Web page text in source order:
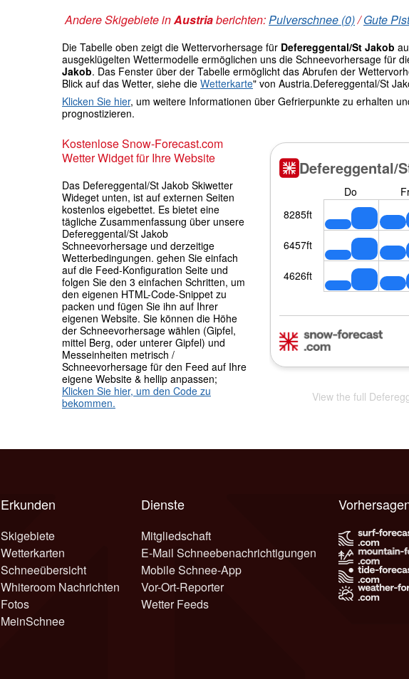
Andere Skigebiete inAustriaberichten:Pulverschnee (0)/Gute
Die Tabelle oben zeigt die Wettervorhersage für Defereggental/St Jakob
ausgeklügelten Wettermodelle ermöglichen uns die Schneevorhersage für
Jakob. Das Fenster über der Tabelle ermöglicht das Abrufen der
Blick auf das Wetter, siehe die Wetterkarte" von Austria.Defereggental/St
Klicken Sie hier, um weitere Informationen über Gefrierpunkte zu erhalten
prognostizieren.
Kostenlose Snow-Forecast.com
Wetter Widget für Ihre Website
Das Defereggental/St Jakob Skiwetter
Wideget unten, ist auf externen Seiten
kostenlos eigebettet. Es bietet eine
tägliche Zusammenfassung über unsere
Defereggental/St Jakob
Schneevorhersage und derzeitige
Wetterbedingungen. gehen Sie einfach
auf die Feed-Konfiguration Seite und
folgen Sie den 3 einfachen Schritten, um
den eigenen HTML-Code-Snippet zu
packen und fügen Sie ihn auf Ihrer
eigenen Website. Sie können die Höhe
der Schneevorhersage wählen (Gipfel,
mittel Berg, oder unterer Gipfel) und
Messeinheiten metrisch /
Schneevorhersage für den Feed auf Ihre
eigene Website & hellip anpassen;
Klicken Sie hier, um den Code zu
bekommen.
View the full
Erkunden
Skigebiete
Wetterkarten
Schneeübersicht
Whiteroom Nachrichten
Fotos
MeinSchnee
Dienste
Mitgliedschaft
E-Mail Schneebenachrichtigungen
Mobile Schnee-App
Vor-Ort-Reporter
Wetter Feeds